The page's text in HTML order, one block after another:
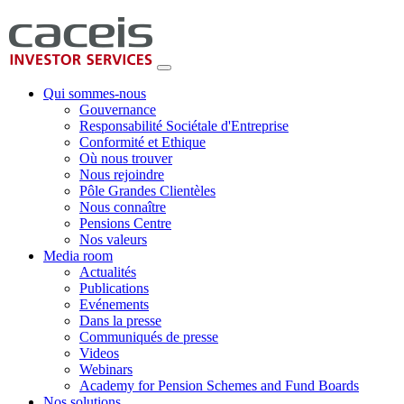
Qui sommes-nous
Gouvernance
Responsabilité Sociétale d'Entreprise
Conformité et Ethique
Où nous trouver
Nous rejoindre
Pôle Grandes Clientèles
Nous connaître
Pensions Centre
Nos valeurs
Media room
Actualités
Publications
Evénements
Dans la presse
Communiqués de presse
Videos
Webinars
Academy for Pension Schemes and Fund Boards